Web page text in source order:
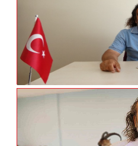
Van'da
Prof. Dr. Aslan: “600
Gıda